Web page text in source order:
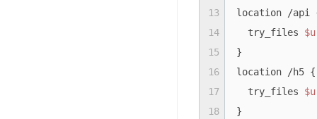
location /api
  try_files
}
location /h5 {
  try_files
}
13
14
15
16
17
18